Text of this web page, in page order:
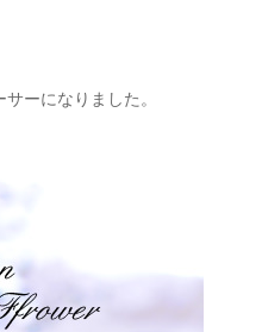
ーになりました。